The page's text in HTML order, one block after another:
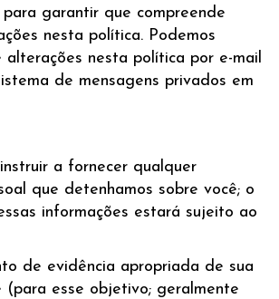
para garantir que compreende
nesta política. Podemos
alterações nesta política por e-mail
de mensagens privados em
a fornecer qualquer
que detenhamos sobre você; o
informações estará sujeito ao
de evidência apropriada de sua
(para esse objetivo; geralmente